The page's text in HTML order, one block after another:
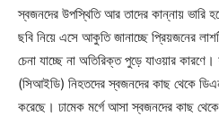
স্বজনদের উপস্থিতি আর তাদের কান্নায় ভারি
ছবি নিয়ে এসে আকুতি জানাচ্ছে প্রিয়জনের
চেনা যাচ্ছে না অতিরিক্ত পুড়ে যাওয়ার
(সিআইডি) নিহতদের স্বজনদের কাছ থেকে
করেছে। ঢামেক মর্গে আসা স্বজনদের কাছ